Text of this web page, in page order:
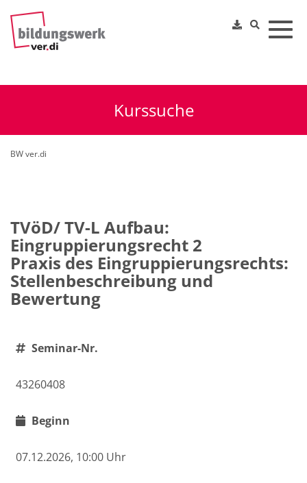
Kurssuche
BW ver.di
TVöD/ TV-L Aufbau:
Eingruppierungsrecht 2
Praxis des Eingruppierungsrechts:
Stellenbeschreibung und
Bewertung
Seminar-Nr.
43260408
Beginn
07.12.2026, 10:00 Uhr